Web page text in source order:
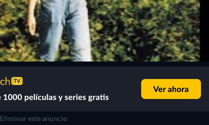
Eliminar este anuncio